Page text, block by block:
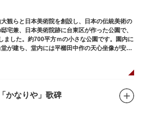
観らと日本美術院を創設し、日本の伝統美術の
宅兼、日本美術院跡に台東区が作った公園で、
ました。約700平方ｍの小さな公園です。園内に
が建ち、堂内には平櫛田中作の天心坐像が安置
「かなりや」歌碑